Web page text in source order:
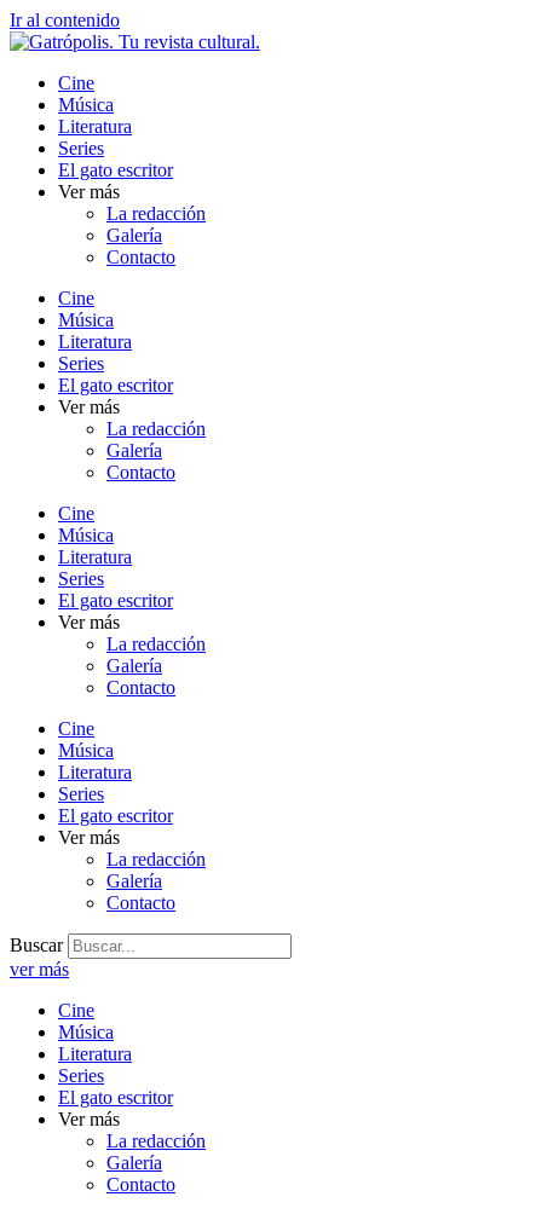
Ir al contenido
Cine
Música
Literatura
Series
El gato escritor
Ver más
La redacción
Galería
Contacto
Cine
Música
Literatura
Series
El gato escritor
Ver más
La redacción
Galería
Contacto
Cine
Música
Literatura
Series
El gato escritor
Ver más
La redacción
Galería
Contacto
Cine
Música
Literatura
Series
El gato escritor
Ver más
La redacción
Galería
Contacto
Buscar
ver más
Cine
Música
Literatura
Series
El gato escritor
Ver más
La redacción
Galería
Contacto